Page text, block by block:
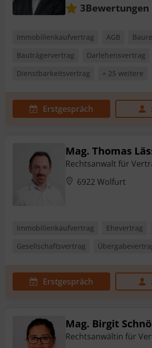
3Bewertungen
Immobilienkaufvertrag AGB
Bauträgervertrag
Darlehensvertrag
Dienstbarkeitsvertrag
+ 25 weitere
Erstgespräch
Mag. Thomas
Rechtsanwalt für
6922 Wolfurt
Immobilienkaufvertrag Ehevertrag
Gesellschaftsvertrag
Erstgespräch
Mag. Birgit
Rechtsanwältin für